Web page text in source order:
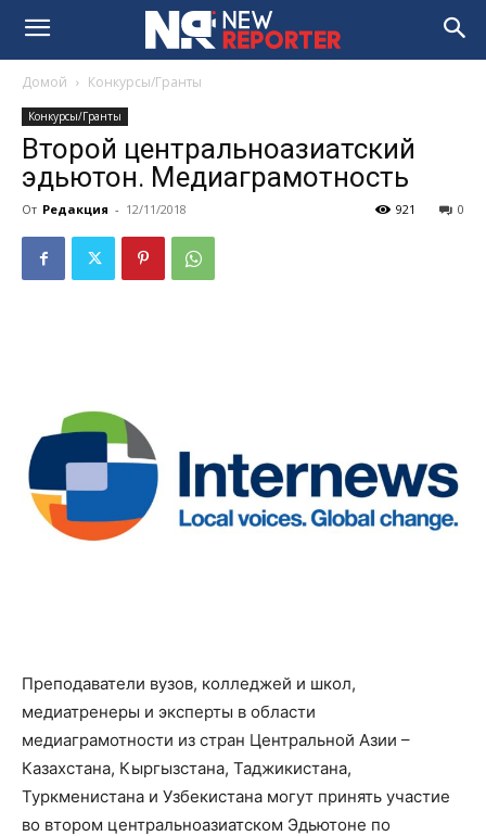
Домой Конкурсы/Гранты
Конкурсы/Гранты
Второй центральноазиатский
эдьютон. Медиаграмотность
От Редакция - 12/11/2018 0
921
Преподаватели вузов, колледжей и школ,
медиатренеры и эксперты в области
медиаграмотности из стран Центральной Азии –
Казахстана, Кыргызстана, Таджикистана,
Туркменистана и Узбекистана могут принять участие
во втором центральноазиатском Эдьютоне по